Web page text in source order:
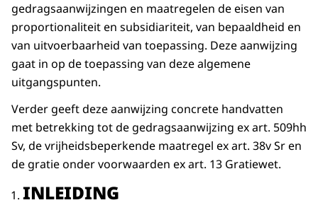
gedragsaanwijzingen en maatregelen de eisen van
proportionaliteit en subsidiariteit, van bepaaldheid en
van uitvoerbaarheid van toepassing. Deze aanwijzing
gaat in op de toepassing van deze algemene
uitgangspunten.
Verder geeft deze aanwijzing concrete handvatten
met betrekking tot de gedragsaanwijzing ex art. 509hh
Sv, de vrijheidsbeperkende maatregel ex art. 38v Sr en
de gratie onder voorwaarden ex art. 13 Gratiewet.
INLEIDING